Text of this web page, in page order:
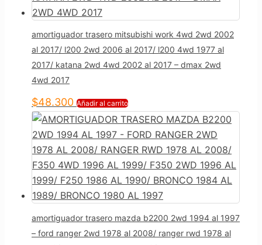
amortiguador trasero mitsubishi work 4wd 2wd 2002
al 2017/ l200 2wd 2006 al 2017/ l200 4wd 1977 al
2017/ katana 2wd 4wd 2002 al 2017 – dmax 2wd
4wd 2017
$48.300 Añadir al carrito
amortiguador trasero mazda b2200 2wd 1994 al 1997
– ford ranger 2wd 1978 al 2008/ ranger rwd 1978 al